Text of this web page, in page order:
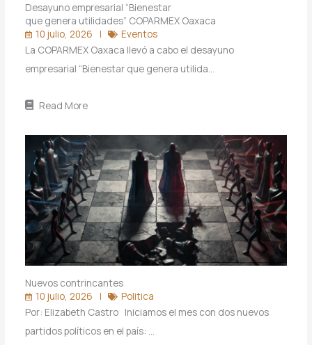
Desayuno empresarial “Bienestar
que genera utilidades” COPARMEX Oaxaca
10 julio, 2026
Eventos
La COPARMEX Oaxaca llevó a cabo el desayuno
empresarial “Bienestar que genera utilida…
Read More
Nuevos contrincantes
10 julio, 2026
Politica
Por: Elizabeth Castro Iniciamos el mes con dos nuevos
partidos políticos en el país: …